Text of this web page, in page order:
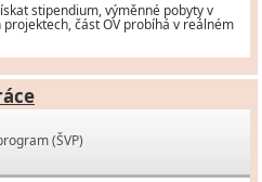
stipendium, výměnné pobyty v
část OV probíhá v reálném
(ŠVP)